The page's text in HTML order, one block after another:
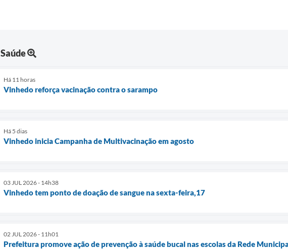
Saúde
Há 11 horas
Vinhedo reforça vacinação contra o sarampo
Há 5 dias
Vinhedo inicia Campanha de Multivacinação em agosto
03 JUL 2026 - 14h38
Vinhedo tem ponto de doação de sangue na sexta-feira,17
02 JUL 2026 - 11h01
Prefeitura promove ação de prevenção à saúde bucal nas escolas da Rede